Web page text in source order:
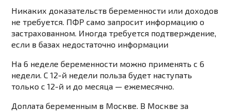
Никаких доказательств беременности или доходов
не требуется. ПФР само запросит информацию о
застрахованном. Иногда требуется подтверждение,
если в базах недостаточно информации
На 6 неделе беременности можно применять с 6
недели. С 12-й недели польза будет наступать
только с 12-й и до месяца — ежемесячно.
Доплата беременным в Москве. В Москве за